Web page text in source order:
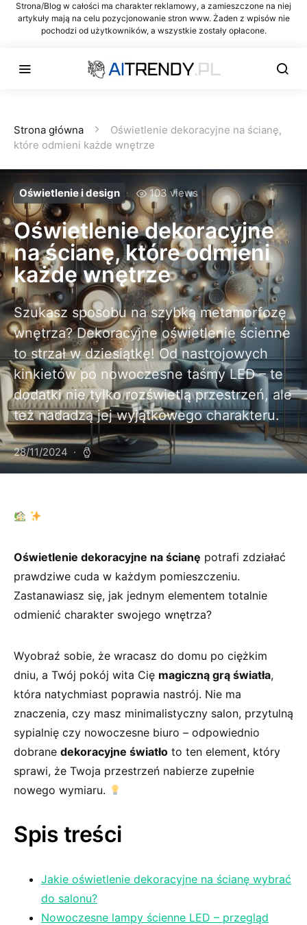
Strona/Blog w całości ma charakter reklamowy, a zamieszczone na niej
artykuły mają na celu pozycjonowanie stron www. Żaden z wpisów nie
pochodzi od użytkowników, a wszystkie zostały opłacone.
Strona główna
Oświetlenie dekoracyjne na ścianę,
które odmieni każde wnętrze
Oświetlenie i design 103 views
Oświetlenie dekoracyjne
na ścianę, które odmieni
każde wnętrze
Szukasz sposobu na szybką metamorfozę
wnętrza? Dekoracyjne oświetlenie ścienne
to strzał w dziesiątkę! Od nastrojowych
kinkietów po nowoczesne taśmy LED – te
dodatki nie tylko rozświetlą przestrzeń, ale
też nadadzą jej wyjątkowego charakteru.
28/11/2024
Oświetlenie⁣ dekoracyjne na ścianę potrafi zdziałać ​
prawdziwe cuda w każdym pomieszczeniu.⁣
Zastanawiasz ‌się, jak jednym elementem ⁤totalnie⁤
odmienić charakter swojego wnętrza?
Wyobraź sobie, że wracasz do domu po ciężkim
dniu, a Twój pokój wita Cię magiczną grą światła,
⁤która natychmiast poprawia nastrój. Nie ⁣ma
znaczenia, czy masz minimalistyczny ‍salon, ⁢przytulną
sypialnię​ czy nowoczesne biuro‍ – odpowiednio
dobrane dekoracyjne światło to ten element, który
sprawi, że Twoja przestrzeń⁢ nabierze zupełnie
nowego‌ wymiaru.
Spis ⁢treści
Jakie oświetlenie dekoracyjne na‌ ścianę‌ wybrać
do salonu?
Nowoczesne lampy ścienne LED – przegląd